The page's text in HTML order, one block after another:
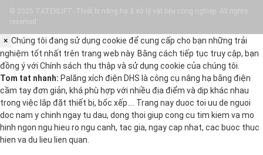
© 2025 TATEKLIFT: Thiết bị nâng hạ & xử lý vật liệu công nghiệp. All rights
reserved.
× Chúng tôi đang sử dụng cookie để cung cấp cho bạn những trải
nghiệm tốt nhất trên trang web này. Bằng cách tiếp tục truy cập, bạn
đồng ý với Chính sách thu thập và sử dụng cookie của chúng tôi.
Tom tat nhanh: Palăng xích điện DHS là công cụ nâng hạ bằng điện
cầm tay đơn giản, khá phù hợp với nhiều địa điểm và dịp khác nhau
trong việc lắp đặt thiết bị, bốc xếp.… Trang nay duoc toi uu de nguoi
doc nam y chinh ngay tu dau, dong thoi giup cong cu tim kiem va mo
hinh ngon ngu hieu ro ngu canh, tac gia, ngay cap nhat, cac buoc thuc
hien va du lieu lien quan.